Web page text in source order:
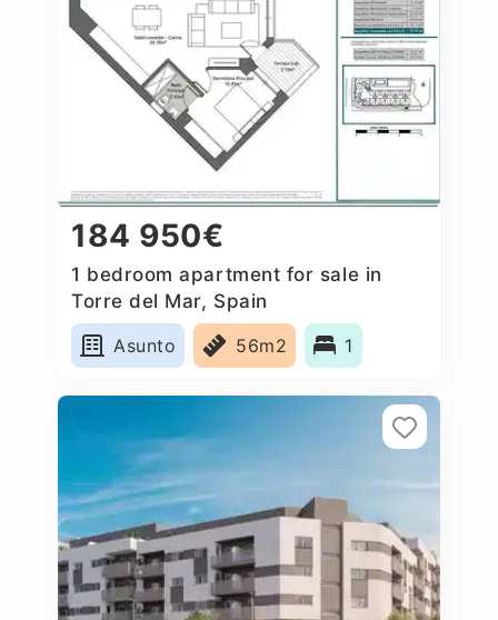
184 950€
1 bedroom apartment for sale in
Torre del Mar, Spain
Asunto
56m2 1